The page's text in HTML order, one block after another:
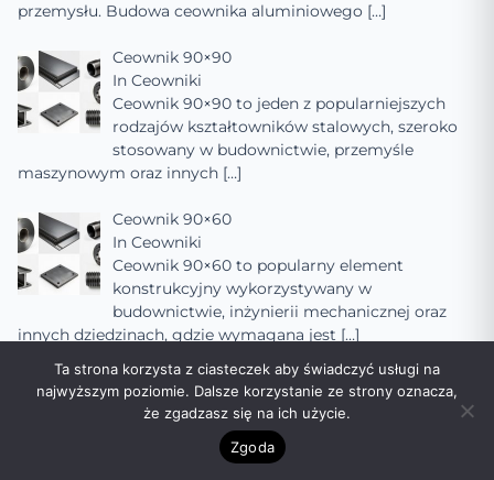
przemysłu. Budowa ceownika aluminiowego […]
Ceownik 90×90
In Ceowniki
Ceownik 90×90 to jeden z popularniejszych
rodzajów kształtowników stalowych, szeroko
stosowany w budownictwie, przemyśle
maszynowym oraz innych […]
Ceownik 90×60
In Ceowniki
Ceownik 90×60 to popularny element
konstrukcyjny wykorzystywany w
budownictwie, inżynierii mechanicznej oraz
innych dziedzinach, gdzie wymagana jest […]
Ceownik 90×50
In
Ceowniki
Ceownik 90×50 to popularny rodzaj
kształtownika stalowego, szeroko stosowany w
Ta strona korzysta z ciasteczek aby świadczyć usługi na
najwyższym poziomie. Dalsze korzystanie ze strony oznacza,
że zgadzasz się na ich użycie.
Zgoda